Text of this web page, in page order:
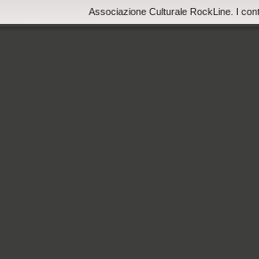
Associazione Culturale RockLine. I